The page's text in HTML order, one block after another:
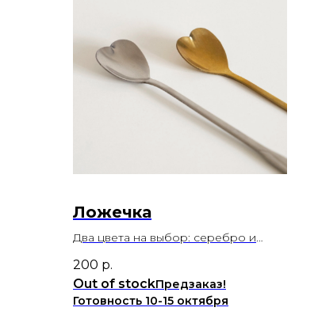
Ложечка
Два цвета на выбор: серебро и
200 р.
Out of stock